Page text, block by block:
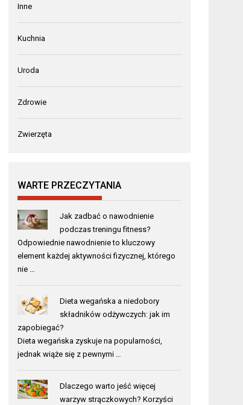
Inne
Kuchnia
Uroda
Zdrowie
Zwierzęta
WARTE PRZECZYTANIA
Jak zadbać o nawodnienie
podczas treningu fitness?
Odpowiednie nawodnienie to kluczowy
element każdej aktywności fizycznej, którego
nie …
Dieta wegańska a niedobory
składników odżywczych: jak im
zapobiegać?
Dieta wegańska zyskuje na popularności,
jednak wiąże się z pewnymi …
Dlaczego warto jeść więcej
warzyw strączkowych? Korzyści